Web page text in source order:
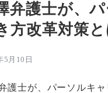
弁護士が、
方改革対策
5月10日
護士が、パーソルキ